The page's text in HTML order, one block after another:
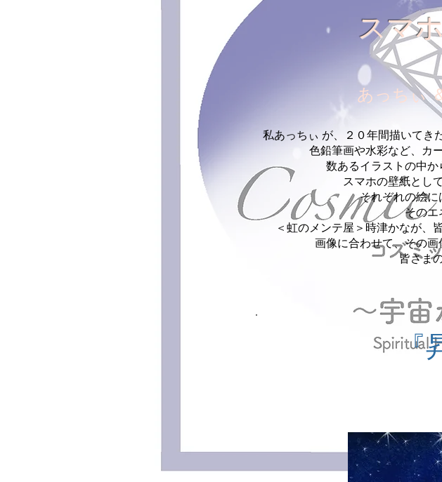
スマ
あっちぃ
私あっちぃ が、２０年間描いてき
色鉛筆画や水彩など、カ
数あるイラストの中
スマホの壁紙とし
それぞれの絵
そのエ
＜虹のメンテ屋＞時津かなが、
画像に合わせて、その画
皆さま
『